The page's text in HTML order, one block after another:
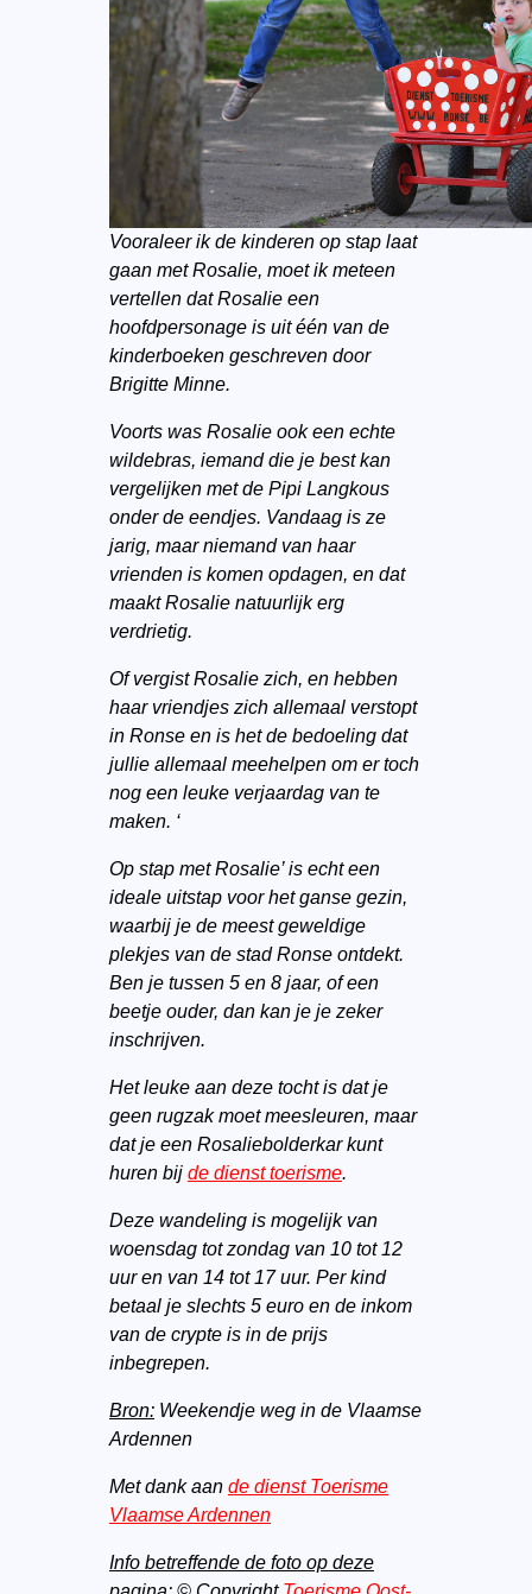
Vooraleer ik de kinderen op stap laat
gaan met Rosalie, moet ik meteen
vertellen dat Rosalie een
hoofdpersonage is uit één van de
kinderboeken geschreven door
Brigitte Minne.
Voorts was Rosalie ook een echte
wildebras, iemand die je best kan
vergelijken met de Pipi Langkous
onder de eendjes. Vandaag is ze
jarig, maar niemand van haar
vrienden is komen opdagen, en dat
maakt Rosalie natuurlijk erg
verdrietig.
Of vergist Rosalie zich, en hebben
haar vriendjes zich allemaal verstopt
in Ronse en is het de bedoeling dat
jullie allemaal meehelpen om er toch
nog een leuke verjaardag van te
maken. ‘
Op stap met Rosalie’ is echt een
ideale uitstap voor het ganse gezin,
waarbij je de meest geweldige
plekjes van de stad Ronse ontdekt.
Ben je tussen 5 en 8 jaar, of een
beetje ouder, dan kan je je zeker
inschrijven.
Het leuke aan deze tocht is dat je
geen rugzak moet meesleuren, maar
dat je een Rosaliebolderkar kunt
huren bij de dienst toerisme.
Deze wandeling is mogelijk van
woensdag tot zondag van 10 tot 12
uur en van 14 tot 17 uur. Per kind
betaal je slechts 5 euro en de inkom
van de crypte is in de prijs
inbegrepen.
Bron:Weekendje weg in de Vlaamse
Ardennen
Met dank aan de dienst Toerisme
Vlaamse Ardennen
Info betreffende de foto op deze